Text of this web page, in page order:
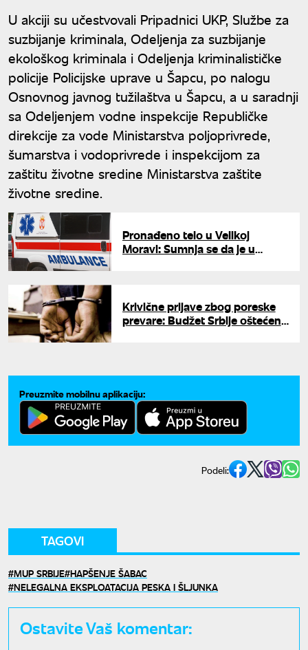
U akciji su učestvovali Pripadnici UKP, Službe za
suzbijanje kriminala, Odeljenja za suzbijanje
ekološkog kriminala i Odeljenja kriminalističke
policije Policijske uprave u Šapcu, po nalogu
Osnovnog javnog tužilaštva u Šapcu, a u saradnji
sa Odeljenjem vodne inspekcije Republičke
direkcije za vode Ministarstva poljoprivrede,
šumarstva i vodoprivrede i inspekcijom za
zaštitu životne sredine Ministarstva zaštite
životne sredine.
Pronađeno telo u Velikoj
Moravi: Sumnja se da je u
Krivične prijave zbog poreske
prevare: Budžet Srbije oštećen
Preuzmite mobilnu aplikaciju:
Podeli:
TAGOVI
MUP SRBIJE HAPŠENJE ŠABAC
NELEGALNA EKSPLOATACIJA PESKA I ŠLJUNKA
Ostavite Vaš komentar: